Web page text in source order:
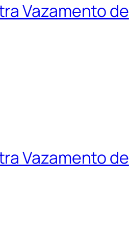
Vazamento de
Vazamento de